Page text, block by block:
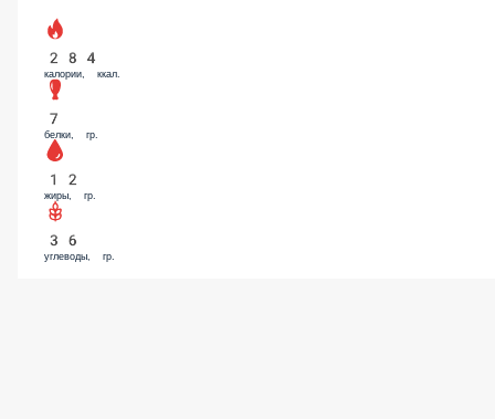
284
калории, ккал.
7
белки, гр.
12
жиры, гр.
36
углеводы, гр.